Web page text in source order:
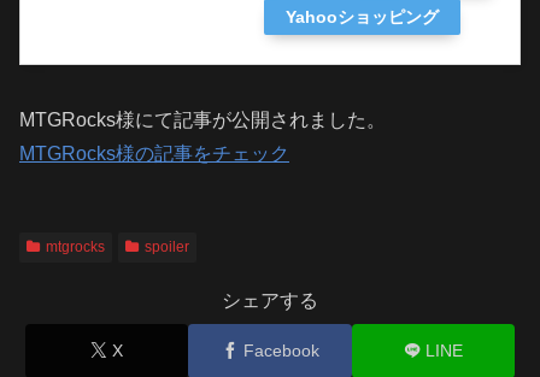
Yahooショッピング
MTGRocks様にて記事が公開されました。
MTGRocks様の記事をチェック
mtgrocks spoiler
シェアする
X Facebook LINE